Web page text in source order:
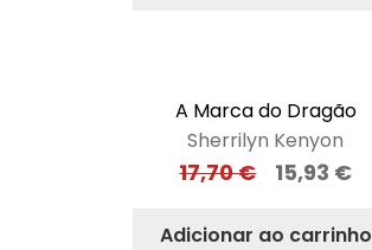
A Marca do Dragão
Sherrilyn Kenyon
17,70€ 15,93 €
Adicionar ao carrinho